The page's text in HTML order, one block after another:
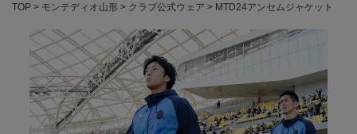
TOP モンテディオ山形 クラブ公式ウェア MTD24アンセムジャケット